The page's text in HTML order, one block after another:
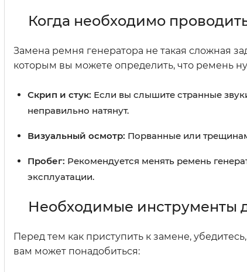
Когда необходимо
Замена ремня генератора не такая сложная
которым вы можете определить, что ремень
Скрип и стук: Если вы слышите странные
неправильно натянут.
Визуальный осмотр: Порванные или
Пробег: Рекомендуется менять ремень
эксплуатации.
Необходимые инструменты
Перед тем как приступить к замене,
вам может понадобиться: